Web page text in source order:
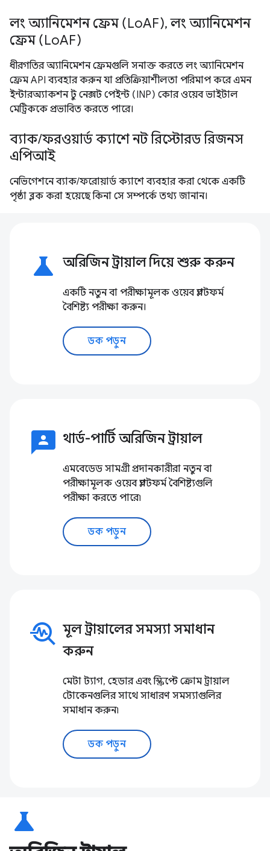
লং অ্যানিমেশন ফ্রেম (LoAF), লং অ্যানিমেশন
ফ্রেম (LoAF)
ধীরগতির অ্যানিমেশন ফ্রেমগুলি সনাক্ত করতে লং অ্যানিমেশন
ফ্রেম API ব্যবহার করুন যা প্রতিক্রিয়াশীলতা পরিমাপ করে এমন
ইন্টারঅ্যাকশন টু নেক্সট পেইন্ট (INP) কোর ওয়েব ভাইটাল
মেট্রিককে প্রভাবিত করতে পারে।
ব্যাক/ফরওয়ার্ড ক্যাশে নট রিস্টোরড রিজনস
এপিআই
নেভিগেশনে ব্যাক/ফরোয়ার্ড ক্যাশে ব্যবহার করা থেকে একটি
পৃষ্ঠা ব্লক করা হয়েছে কিনা সে সম্পর্কে তথ্য জানান।
science অরিজিন ট্রায়াল দিয়ে শুরু করুন
একটি নতুন বা পরীক্ষামূলক ওয়েব প্ল্যাটফর্ম
বৈশিষ্ট্য পরীক্ষা করুন।
ডক পড়ুন
3p থার্ড-পার্টি অরিজিন ট্রায়াল
এমবেডেড সামগ্রী প্রদানকারীরা নতুন বা
পরীক্ষামূলক ওয়েব প্ল্যাটফর্ম বৈশিষ্ট্যগুলি
পরীক্ষা করতে পারে৷
ডক পড়ুন
troubleshoot মূল ট্রায়ালের সমস্যা সমাধান
করুন
মেটা ট্যাগ, হেডার এবং স্ক্রিপ্টে ক্রোম ট্রায়াল
টোকেনগুলির সাথে সাধারণ সমস্যাগুলির
সমাধান করুন৷
ডক পড়ুন
science